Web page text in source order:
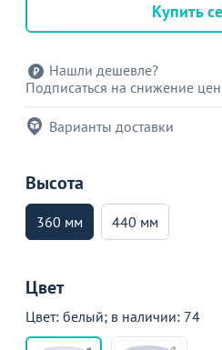
Купить
Нашли дешевле?
Подписаться на снижение
Варианты доставки
Высота
360 мм 440 мм
Цвет
Цвет: белый; в наличии: 74